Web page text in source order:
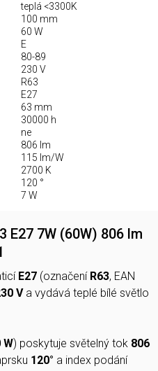
teplá <3300K
100 mm
60 W
E
80-89
230 V
R63
E27
63 mm
30000 h
ne
806 lm
115 lm/W
2700 K
120 °
7 W
E27 7W (60W) 806 lm
E27 (označení R63, EAN
Va vydává teplé bílé světlo
W) poskytuje světelný tok 806
120° a index podání